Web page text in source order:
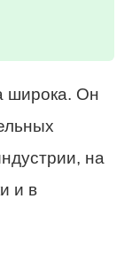
широка. Он
на
и в